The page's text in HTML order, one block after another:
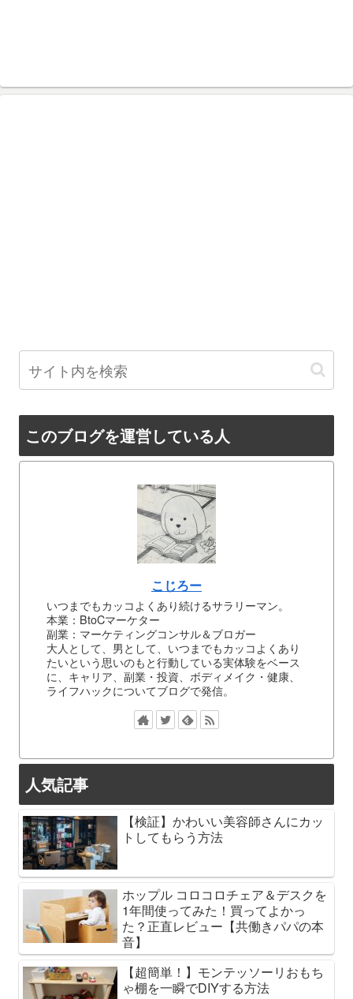
このブログを運営している人
こじろー
いつまでもカッコよくあり続けるサラリーマン。
本業：BtoCマーケター
副業：マーケティングコンサル＆ブロガー
大人として、男として、いつまでもカッコよくあり
たいという思いのもと行動している実体験をベース
に、キャリア、副業・投資、ボディメイク・健康、
ライフハックについてブログで発信。
人気記事
【検証】かわいい美容師さんにカッ
トしてもらう方法
ホップル コロコロチェア＆デスクを
1年間使ってみた！買ってよかっ
た？正直レビュー【共働きパパの本
音】
【超簡単！】モンテッソーリおもち
ゃ棚を一瞬でDIYする方法